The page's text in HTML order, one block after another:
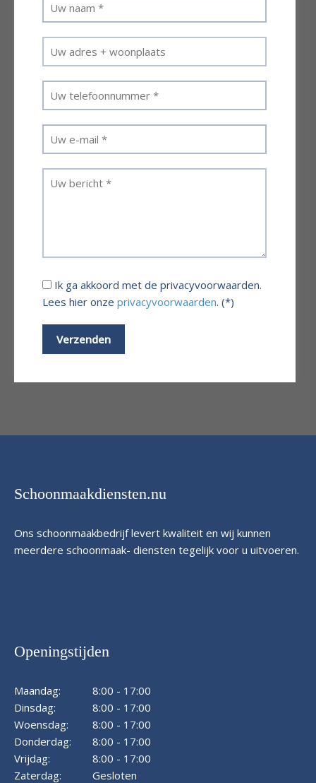
Ik ga akkoord met de privacyvoorwaarden.
Lees hier onze privacyvoorwaarden. (*)
Schoonmaakdiensten.nu
Ons schoonmaakbedrijf levert kwaliteit en wij kunnen
meerdere schoonmaak- diensten tegelijk voor u uitvoeren.
Openingstijden
Maandag:
8:00 - 17:00
Dinsdag:
8:00 - 17:00
Woensdag:
8:00 - 17:00
Donderdag:
8:00 - 17:00
Vrijdag:
8:00 - 17:00
Zaterdag:
Gesloten